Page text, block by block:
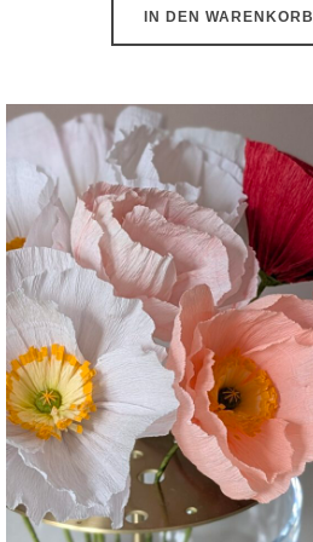
IN DEN WARENKORB